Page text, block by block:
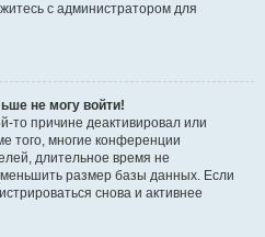
с администратором для
не могу войти!
то причине деактивировал или
того, многие конференции
длительное время не
размер базы данных. Если
снова и активнее